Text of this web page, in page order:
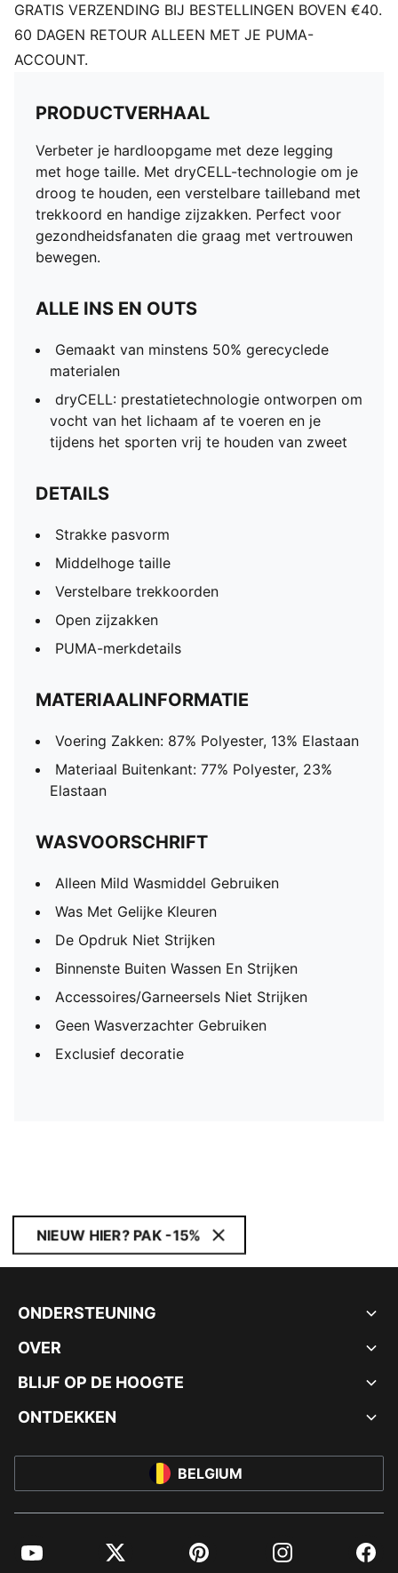
GRATIS VERZENDING BIJ BESTELLINGEN BOVEN €40.
60 DAGEN RETOUR ALLEEN MET JE PUMA-
ACCOUNT.
PRODUCTVERHAAL
Verbeter je hardloopgame met deze legging
met hoge taille. Met dryCELL-technologie om je
droog te houden, een verstelbare tailleband met
trekkoord en handige zijzakken. Perfect voor
gezondheidsfanaten die graag met vertrouwen
bewegen.
ALLE INS EN OUTS
Gemaakt van minstens 50% gerecyclede
materialen
dryCELL: prestatietechnologie ontworpen om
vocht van het lichaam af te voeren en je
tijdens het sporten vrij te houden van zweet
DETAILS
Strakke pasvorm
Middelhoge taille
Verstelbare trekkoorden
Open zijzakken
PUMA-merkdetails
MATERIAALINFORMATIE
Voering Zakken: 87% Polyester, 13% Elastaan
Materiaal Buitenkant: 77% Polyester, 23%
Elastaan
WASVOORSCHRIFT
Alleen Mild Wasmiddel Gebruiken
Was Met Gelijke Kleuren
De Opdruk Niet Strijken
Binnenste Buiten Wassen En Strijken
Accessoires/Garneersels Niet Strijken
Geen Wasverzachter Gebruiken
Exclusief decoratie
NIEUW HIER? PAK -15%
ONDERSTEUNING
OVER
BLIJF OP DE HOOGTE
ONTDEKKEN
BELGIUM
YouTube Twitter Pinterest Instagram